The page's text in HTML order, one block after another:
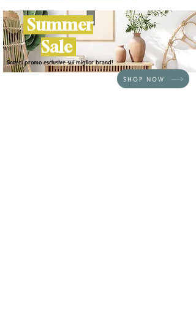
Summer
Sale
SHOP NOW
Scopri promo esclusive sui miglior brand!